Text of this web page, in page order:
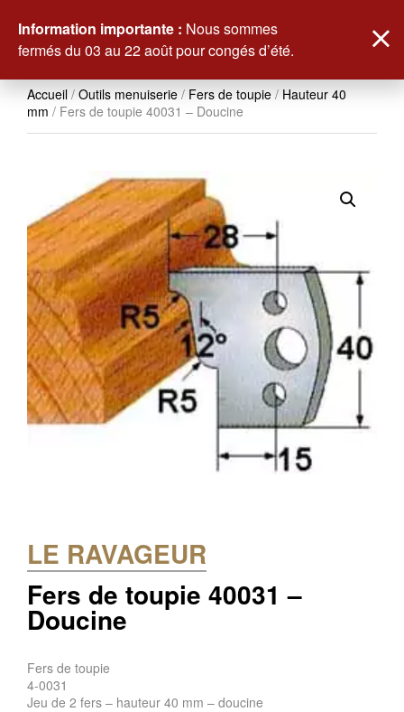
Accueil / Outils menuiserie / Fers de toupie / Hauteur 40
mm / Fers de toupie 40031 – Doucine
LE RAVAGEUR
Fers de toupie 40031 –
Doucine
Fers de toupie
4-0031
Jeu de 2 fers – hauteur 40 mm – doucine
Information importante : Nous sommes
fermés du 03 au 22 août pour congés d’été.